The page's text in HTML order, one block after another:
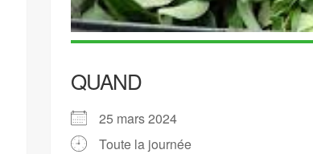
QUAND
25 mars 2024
Toute la journée